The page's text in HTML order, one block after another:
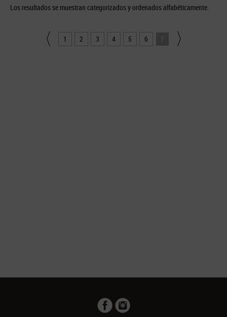
Los resultados se muestran categorizados y ordenados alfabéticamente.
1 2 3 4 5 6 7